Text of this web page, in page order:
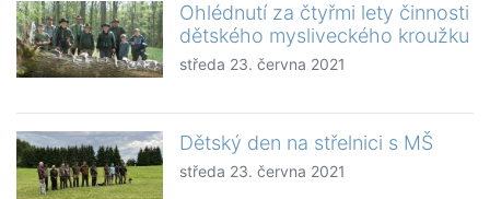
Ohlédnutí za čtyřmi lety činnosti
dětského mysliveckého kroužku
středa 23. června 2021
Dětský den na střelnici s MŠ
středa 23. června 2021